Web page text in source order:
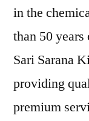
in the
than 50 years
Sari Sarana
providing
premium